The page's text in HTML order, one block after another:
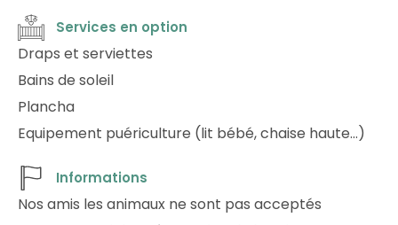
Services en option
Draps et serviettes
Bains de soleil
Plancha
Equipement puériculture (lit bébé, chaise haute…)
Informations
Nos amis les animaux ne sont pas acceptés